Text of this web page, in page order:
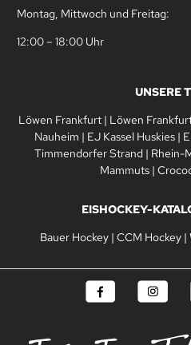
Montag, Mittwoch und Freitag:
12:00 – 18:00 Uhr
UNSERE
Löwen Frankfurt | Löwen
Nauheim | EJ Kassel Huskies |
Timmendorfer Strand | Rhein-
Mammuts|
EISHOCKEY-
Bauer Hockey| CCM Hockey|